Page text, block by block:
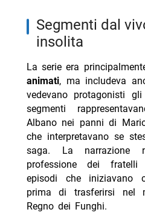
segmenti dal vivo e trama
insolita
La serie era
animati, ma includeva
vedevano protagonisti
segmenti
Albano nei panni di
che interpretavano se
saga. La narrazione
professione dei
episodi che iniziavano
prima di trasferirsi nel
Regno dei Funghi.